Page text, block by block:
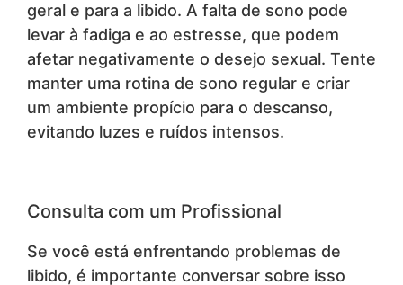
geral e para a libido. A falta de sono pode
levar à fadiga e ao estresse, que podem
afetar negativamente o desejo sexual. Tente
manter uma rotina de sono regular e criar
um ambiente propício para o descanso,
evitando luzes e ruídos intensos.
Consulta com um Profissional
Se você está enfrentando problemas de
libido, é importante conversar sobre isso